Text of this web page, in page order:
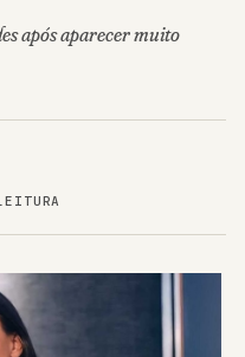
após aparecer muito